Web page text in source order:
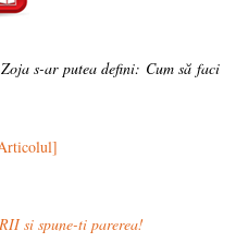
s-ar putea defini: Cum să faci
si spune-ti parerea!